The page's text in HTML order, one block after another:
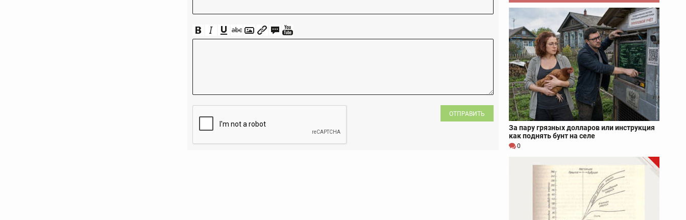
ОТПРАВИТЬ
За пару грязных долларов или инструкция
как поднять бунт на селе
0